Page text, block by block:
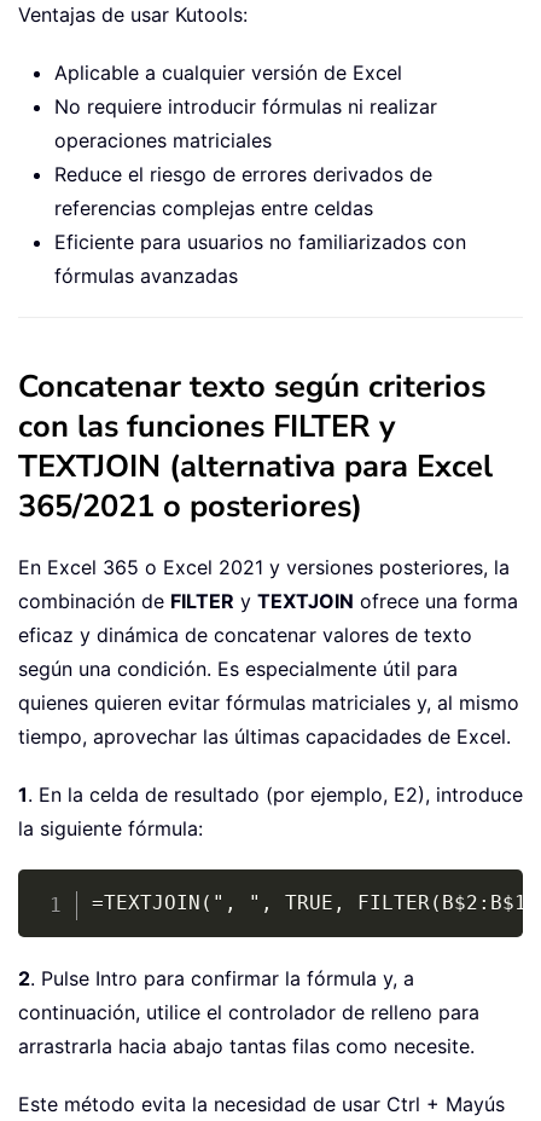
Ventajas de usar Kutools:
Aplicable a cualquier versión de Excel
No requiere introducir fórmulas ni realizar
operaciones matriciales
Reduce el riesgo de errores derivados de
referencias complejas entre celdas
Eficiente para usuarios no familiarizados con
fórmulas avanzadas
Concatenar texto según criterios
con las funciones FILTER y
TEXTJOIN (alternativa para Excel
365/2021 o posteriores)
En Excel 365 o Excel 2021 y versiones posteriores, la
combinación de FILTER y TEXTJOIN ofrece una forma
eficaz y dinámica de concatenar valores de texto
según una condición. Es especialmente útil para
quienes quieren evitar fórmulas matriciales y, al mismo
tiempo, aprovechar las últimas capacidades de Excel.
1. En la celda de resultado (por ejemplo, E2), introduce
la siguiente fórmula:
=TEXTJOIN(", ", TRUE, Copy
2. Pulse Intro para confirmar la fórmula y, a
continuación, utilice el controlador de relleno para
arrastrarla hacia abajo tantas filas como necesite.
Este método evita la necesidad de usar Ctrl + Mayús